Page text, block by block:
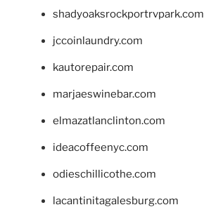
shadyoaksrockportrvpark.com
jccoinlaundry.com
kautorepair.com
marjaeswinebar.com
elmazatlanclinton.com
ideacoffeenyc.com
odieschillicothe.com
lacantinitagalesburg.com